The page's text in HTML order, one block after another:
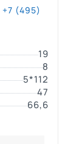
+7 (495)
19
8
5*112
47
66,6